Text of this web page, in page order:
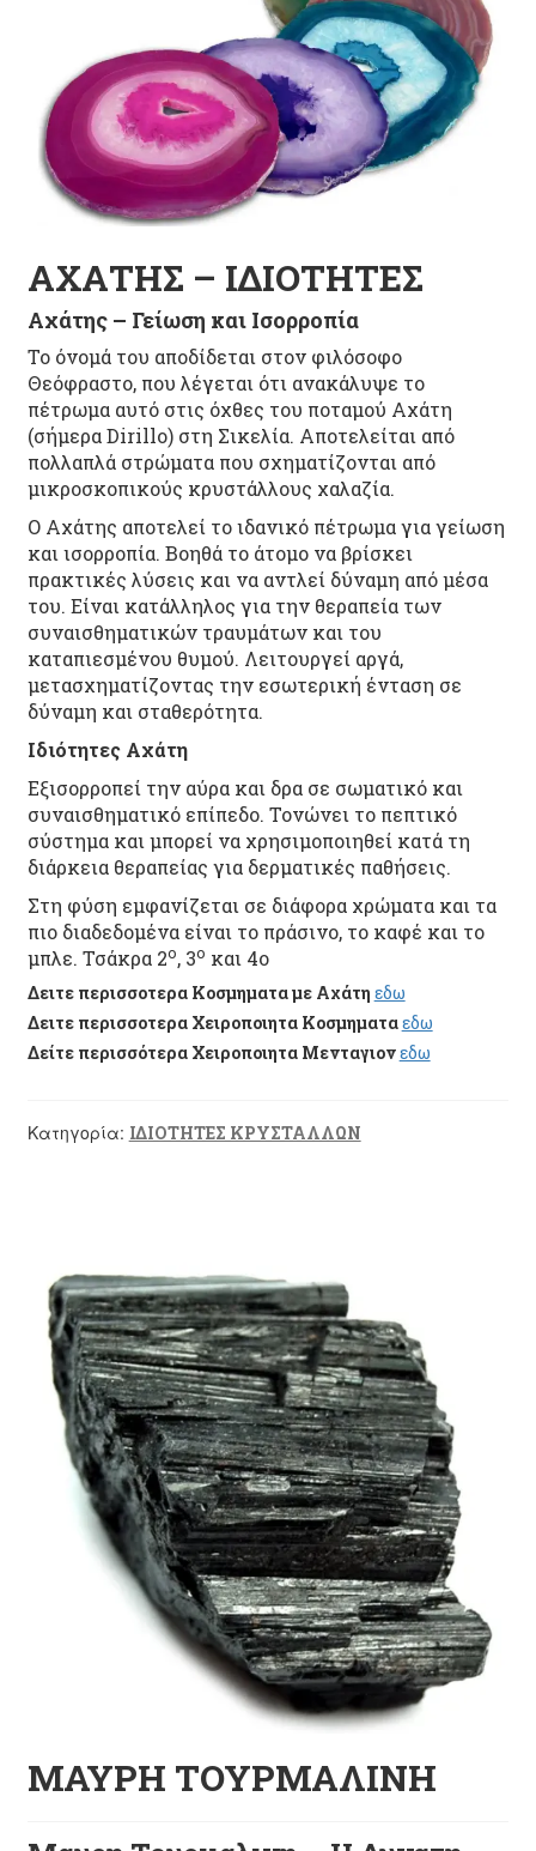
ΑΧΑΤΗΣ – ΙΔΙΟΤΗΤΕΣ
Αχάτης – Γείωση και Ισορροπία
Το όνομά του αποδίδεται στον φιλόσοφο
Θεόφραστο, που λέγεται ότι ανακάλυψε το
πέτρωμα αυτό στις όχθες του ποταμού Αχάτη
(σήμερα Dirillo) στη Σικελία. Αποτελείται από
πολλαπλά στρώματα που σχηματίζονται από
μικροσκοπικούς κρυστάλλους χαλαζία.
Ο Αχάτης αποτελεί το ιδανικό πέτρωμα για γείωση
και ισορροπία. Βοηθά το άτομο να βρίσκει
πρακτικές λύσεις και να αντλεί δύναμη από μέσα
του. Είναι κατάλληλος για την θεραπεία των
συναισθηματικών τραυμάτων και του
καταπιεσμένου θυμού. Λειτουργεί αργά,
μετασχηματίζοντας την εσωτερική ένταση σε
δύναμη και σταθερότητα.
Ιδιότητες Αχάτη
Εξισορροπεί την αύρα και δρα σε σωματικό και
συναισθηματικό επίπεδο. Τονώνει το πεπτικό
σύστημα και μπορεί να χρησιμοποιηθεί κατά τη
διάρκεια θεραπείας για δερματικές παθήσεις.
Στη φύση εμφανίζεται σε διάφορα χρώματα και τα
πιο διαδεδομένα είναι το πράσινο, το καφέ και το
μπλε. Τσάκρα 2ο, 3ο και 4ο
Δειτε περισσοτερα Κοσμηματα με Αχάτη εδω
Δειτε περισσοτερα Χειροποιητα Κοσμηματαεδω
Δείτε περισσότερα Χειροποιητα Μενταγιονεδω
Κατηγορία: ΙΔΙΟΤΗΤΕΣ ΚΡΥΣΤΑΛΛΩΝ
ΜΑΥΡΗ ΤΟΥΡΜΑΛΙΝΗ